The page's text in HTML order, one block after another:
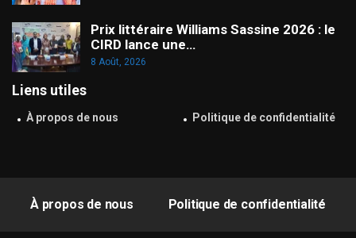
Prix littéraire Williams Sassine 2026 : le
CIRD lance une…
8 Août, 2026
Liens utiles
À propos de nous Politique de confidentialité
À propos de nous Politique de confidentialité